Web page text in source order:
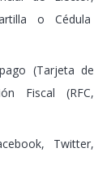
o Cédula
(Tarjeta de
Fiscal (RFC,
Twitter,